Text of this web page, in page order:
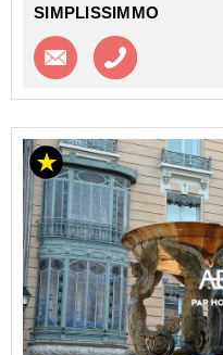
SIMPLISSIMMO
Contacter l'agence